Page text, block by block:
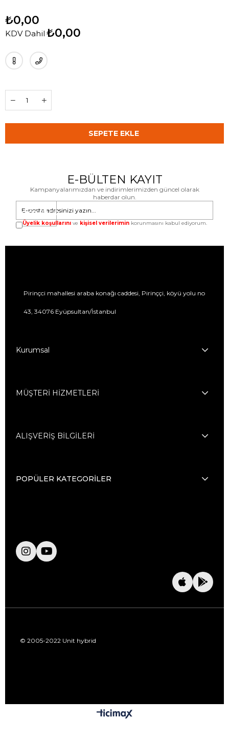
₺0,00
KDV Dahil ₺0,00
E-BÜLTEN KAYIT
Kampanyalarımızdan ve indirimlerimizden güncel olarak
haberdar olun.
GÖNDER
Üyelik koşullarını ve kişisel verilerimin korunmasını kabul ediyorum.
Pirinçci mahallesi araba konağı caddesi, Pirinççi, köyü yolu no
43, 34076 Eyüpsultan/İstanbul
Kurumsal
MÜŞTERİ HİZMETLERİ
ALIŞVERİŞ BİLGİLERİ
POPÜLER KATEGORİLER
© 2005-2022 Unit hybrid